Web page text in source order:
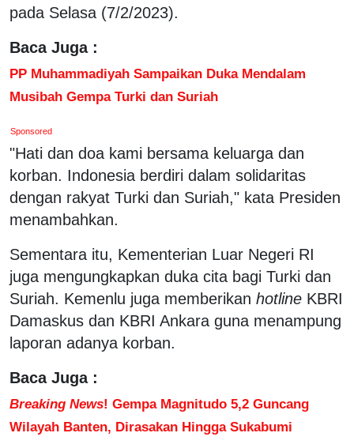
pada Selasa (7/2/2023).
Baca Juga :
PP Muhammadiyah Sampaikan Duka Mendalam
Musibah Gempa Turki dan Suriah
Sponsored
"Hati dan doa kami bersama keluarga dan
korban. Indonesia berdiri dalam solidaritas
dengan rakyat Turki dan Suriah," kata Presiden
menambahkan.
Sementara itu, Kementerian Luar Negeri RI
juga mengungkapkan duka cita bagi Turki dan
Suriah. Kemenlu juga memberikan hotline KBRI
Damaskus dan KBRI Ankara guna menampung
laporan adanya korban.
Baca Juga :
Breaking News! Gempa Magnitudo 5,2 Guncang
Wilayah Banten, Dirasakan Hingga Sukabumi